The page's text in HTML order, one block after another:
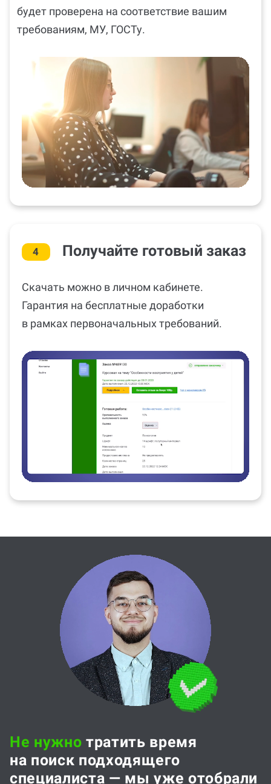
будет проверена на соответствие вашим
требованиям, МУ, ГОСТу.
4 Получайте готовый заказ
Скачать можно в личном кабинете.
Гарантия на бесплатные доработки
в рамках первоначальных требований.
Не нужно тратить время
на поиск подходящего
специалиста — мы уже отобрали